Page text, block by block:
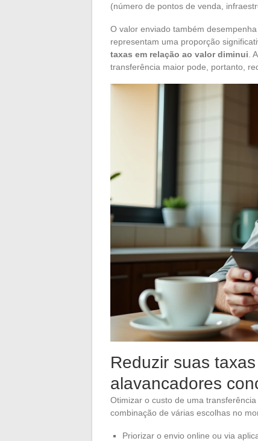
(número de pontos de venda,
O valor enviado também
representam uma proporção
taxas em relação ao valor diminui .
transferência maior pode, portanto,
Reduzir suas
alavancadores
Otimizar o custo de uma
combinação de várias escolhas no
Priorizar o envio online ou via